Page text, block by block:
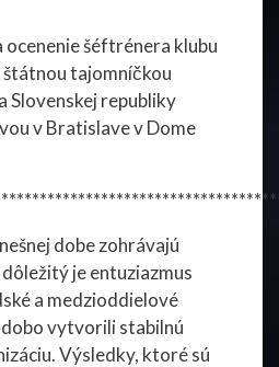
šéftrénera klubu
tajomníčkou
Slovenskej republiky
v Bratislave v Dome
dobe zohrávajú
je entuziazmus
a medzioddielové
vytvorili stabilnú
Výsledky, ktoré sú